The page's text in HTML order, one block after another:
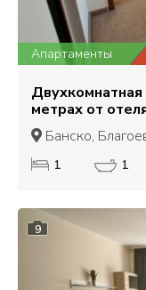
Апартаменты
Двухкомнатная
метрах от
Банско,
1 1
9